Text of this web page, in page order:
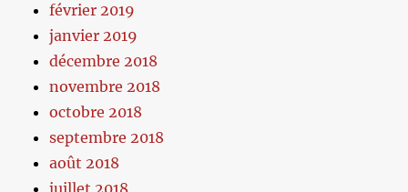
février 2019
janvier 2019
décembre 2018
novembre 2018
octobre 2018
septembre 2018
août 2018
juillet 2018